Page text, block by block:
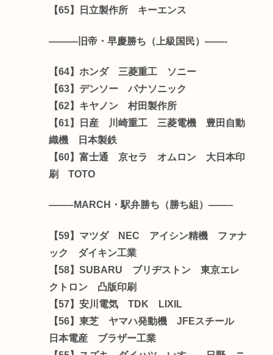
【65】日立製作所 キーエンス
———旧帝・早慶勝ち（上級国民）——-
【64】ホンダ 三菱重工 ソニー
【63】デンソー パナソニック
【62】キヤノン 村田製作所
【61】日産 川崎重工 三菱電機 豊田自動
織機 日本製鉄
【60】富士通 京セラ オムロン 大日本印
刷 TOTO
——–MARCH・駅弁勝ち（勝ち組）——–
【59】マツダ NEC アイシン精機 ファナ
ック ダイキン工業
【58】SUBARU ブリヂストン 東京エレ
クトロン 凸版印刷
【57】安川電気 TDK LIXIL
【56】東芝 ヤマハ発動機 JFEスチール
日本電産 ブラザー工業